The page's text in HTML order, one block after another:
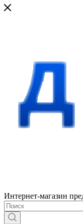
Интернет-магазин